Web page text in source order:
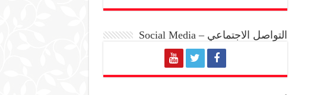
التواصل الاجتماعي – Social Media